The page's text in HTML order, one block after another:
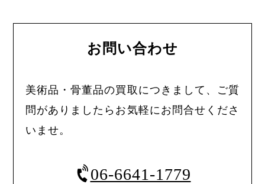
お問い合わせ
美術品・骨董品の買取につきまして、ご質
問がありましたらお気軽にお問合せくださ
いませ。
06-6641-1779